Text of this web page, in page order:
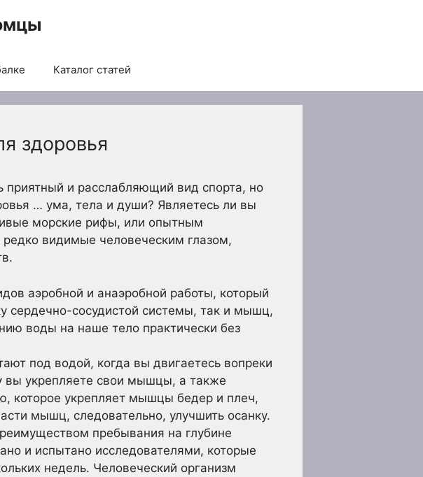
Каталог статей
здоровья
и расслабляющий вид спорта, но
… ума, тела и души? Являетесь ли вы
морские рифы, или опытным
видимые человеческим глазом,
аэробной и анаэробной работы, который
сердечно-сосудистой системы, так и мышц,
воды на наше тело практически без
под водой, когда вы двигаетесь вопреки
вы укрепляете свои мышцы, а также
которое укрепляет мышцы бедер и плеч,
мышц, следовательно, улучшить осанку.
пребывания на глубине
и испытано исследователями, которые
недель. Человеческий организм